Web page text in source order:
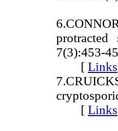
7(3):453-
[ Links
[ Links